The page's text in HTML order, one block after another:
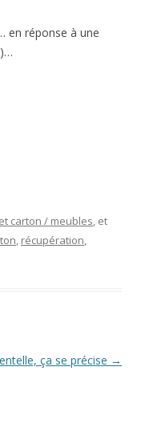
en réponse à une
carton / meubles, et
, récupération,
ça se précise →